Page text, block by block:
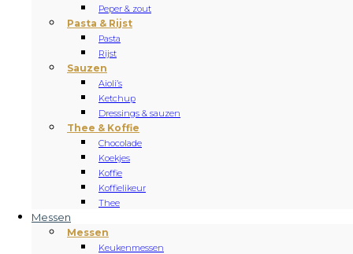
Peper & zout
Pasta & Rijst
Pasta
Rijst
Sauzen
Aioli’s
Ketchup
Dressings & sauzen
Thee & Koffie
Chocolade
Koekjes
Koffie
Koffielikeur
Thee
Messen
Messen
Keukenmessen